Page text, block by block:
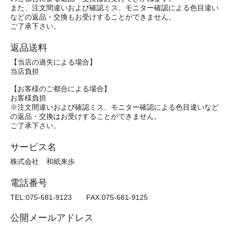
また、注文間違いおよび確認ミス、モニター確認による色目違い
などの返品・交換もお受けすることができません。
ご了承下さい。
返品送料
【当店の過失による場合】
当店負担
【お客様のご都合による場合】
お客様負担
※注文間違いおよび確認ミス、モニター確認による色目違いなど
の返品・交換はお受けすることができません。
ご了承下さい。
サービス名
株式会社 和紙来歩
電話番号
TEL:075-681-9123 FAX:075-681-9125
公開メールアドレス